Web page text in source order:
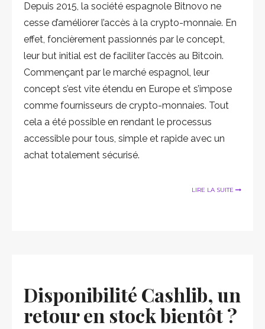
Depuis 2015, la société espagnole Bitnovo ne
cesse d’améliorer l’accès à la crypto-monnaie. En
effet, foncièrement passionnés par le concept,
leur but initial est de faciliter l’accès au Bitcoin.
Commençant par le marché espagnol, leur
concept s’est vite étendu en Europe et s’impose
comme fournisseurs de crypto-monnaies. Tout
cela a été possible en rendant le processus
accessible pour tous, simple et rapide avec un
achat totalement sécurisé.
LIRE LA SUITE
Disponibilité Cashlib, un
retour en stock bientôt ?